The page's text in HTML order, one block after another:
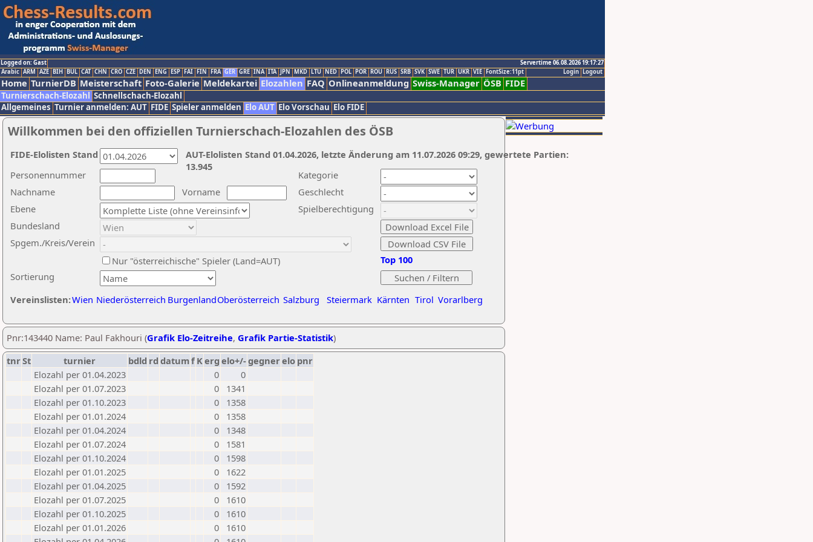
Logged on: Gast
Servertime 06.08.2026 19:17:27
Logout
Login
Arabic ARM AZE BIH BUL CAT CHN CRO CZE DEN ENG ESP FAI FIN FRA GER GRE INA ITA JPN MKD LTU NED POL POR ROU RUS SRB SVK SWE TUR UKR VIE FontSize:11pt
Home TurnierDB Meisterschaft Foto-Galerie Meldekartei Elozahlen FAQ Onlineanmeldung Swiss-Manager ÖSB FIDE
Turnierschach-Elozahl Schnellschach-Elozahl
Allgemeines Turnier anmelden: AUT FIDE Spieler anmelden Elo AUT Elo Vorschau Elo FIDE
Willkommen bei den offiziellen Turnierschach-Elozahlen des ÖSB
Nachname
Vorname
Ebene
Kategorie
Sortierung
Personennummer
Bundesland
Spgem./Kreis/Verein
Geschlecht
Nur "österreichische" Spieler (Land=AUT)
Spielberechtigung
Vereinslisten:Wien Niederösterreich BurgenlandOberösterreich Salzburg Steiermark Kärnten Tirol Vorarlberg
Top 100
AUT-Elolisten Stand 01.04.2026, letzte Änderung am 11.07.2026 09:29, gewertete Partien:
13.945
FIDE-Elolisten Stand
Pnr:143440 Name: Paul Fakhouri (Grafik Elo-Zeitreihe, Grafik Partie-Statistik)
tnrSt turnier bdld rd datumf Kerg elo+/-gegnerelo pnr
Elozahl per 01.04.2023
0
0
Elozahl per 01.07.2023
0
1341
Elozahl per 01.10.2023
0
1358
Elozahl per 01.01.2024
0
1358
Elozahl per 01.04.2024
0
1348
Elozahl per 01.07.2024
0
1581
Elozahl per 01.10.2024
0
1598
Elozahl per 01.01.2025
0
1622
Elozahl per 01.04.2025
0
1592
Elozahl per 01.07.2025
0
1610
Elozahl per 01.10.2025
0
1610
Elozahl per 01.01.2026
0
1610